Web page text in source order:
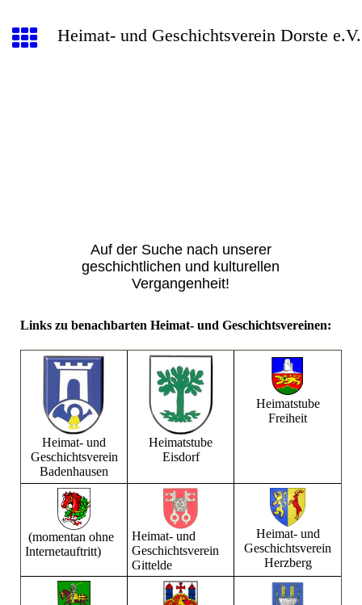
Heimat- und Geschichtsverein Dorste e.V.
Auf der Suche nach unserer
geschichtlichen und kulturellen
Vergangenheit!
Links zu benachbarten Heimat- und Geschichtsvereinen:
Heimat- und
Geschichtsverein
Badenhausen
Heimatstube
Eisdorf
Heimatstube
Freiheit
(momentan ohne
Internetauftritt)
Heimat- und
Geschichtsverein
Gittelde
Heimat- und
Geschichtsverein
Herzberg